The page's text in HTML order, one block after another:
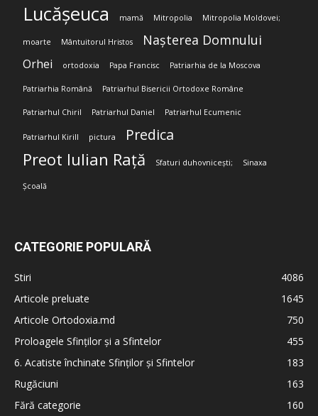
Lucășeuca mamă Mitropolia Mitropolia Moldovei;
moarte Mântuitorul Hristos Nașterea Domnului
Orhei ortodoxia Papa Francisc Patriarhia de la Moscova
Patriarhia Română Patriarhul Bisericii Ortodoxe Române
Patriarhul Chiril Patriarhul Daniel Patriarhul Ecumenic
Patriarhul Kirill pictura Predica
Preot Iulian Rață Sfaturi duhovnicești; Sinaxa
Școală
CATEGORIE POPULARĂ
Stiri
4086
Articole preluate
1645
Articole Ortodoxia.md
750
Proloagele Sfinților și a Sfintelor
455
6. Acatiste închinate Sfinților și Sfintelor
183
Rugăciuni
163
Fără categorie
160